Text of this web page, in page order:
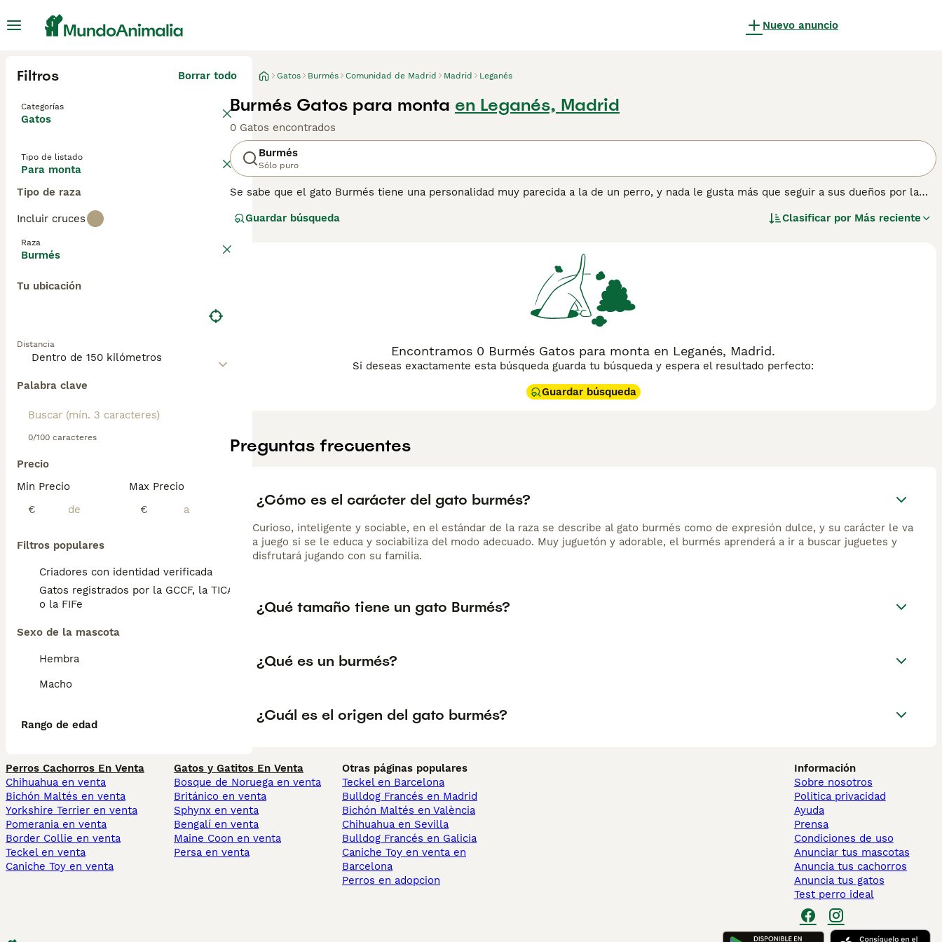
Nuevo anuncio
Filtros Borrar todo
Categorías
Gatos
Tipo de listado
Para monta
Tipo de raza
Incluir cruces
Raza
Burmés
Tu ubicación
Distancia
Palabra clave
0/100 caracteres
Precio
Min Precio
€
Max Precio
€
Filtros populares
Criadores con identidad verificada
Gatos registrados por la GCCF, la TICA
o la FIFe
Sexo de la mascota
Hembra
Macho
Rango de edad
Gatos Burmés Comunidad de Madrid Madrid Leganés
Burmés Gatos para monta en Leganés, Madrid
0 Gatos encontrados
Burmés
Sólo puro
Se sabe que el gato Burmés tiene una personalidad muy parecida a la de un perro, y nada le gusta más que seguir a sus dueños por la
los aman. Son gatos fuertes, atléticos y elegantes que se caracterizan por un pelaje hermoso y brillante. Los gatos machos tienden a ser
mantenido como un compañero tan popular y una mascota familiar a lo largo de los siglos.
para obtener información sobre esta raza de gato.
Guardar búsqueda Clasificar por Más reciente
Encontramos 0 Burmés Gatos para monta en Leganés, Madrid.
Si deseas exactamente esta búsqueda guarda tu búsqueda y espera el resultado perfecto:
Guardar búsqueda
Preguntas frecuentes
¿Cómo es el carácter del gato burmés?
Curioso, inteligente y sociable, en el estándar de la raza se describe al gato burmés como de expresión dulce, y su carácter le va
a juego si se le educa y sociabiliza del modo adecuado. Muy juguetón y adorable, el burmés aprenderá a ir a buscar juguetes y
disfrutará jugando con su familia.
¿Qué tamaño tiene un gato Burmés?
¿Qué es un burmés?
¿Cuál es el origen del gato burmés?
Perros Cachorros En Venta
Chihuahua en venta
Bichón Maltés en venta
Yorkshire Terrier en venta
Pomerania en venta
Border Collie en venta
Teckel en venta
Caniche Toy en venta
Gatos y Gatitos En Venta
Bosque de Noruega en venta
Británico en venta
Sphynx en venta
Bengalí en venta
Maine Coon en venta
Persa en venta
Otras páginas populares
Teckel en Barcelona
Bulldog Francés en Madrid
Bichón Maltés en València
Chihuahua en Sevilla
Bulldog Francés en Galicia
Caniche Toy en venta en
Barcelona
Perros en adopcion
Información
Sobre nosotros
Politica privacidad
Ayuda
Prensa
Condiciones de uso
Anunciar tus mascotas
Anuncia tus cachorros
Anuncia tus gatos
Test perro ideal